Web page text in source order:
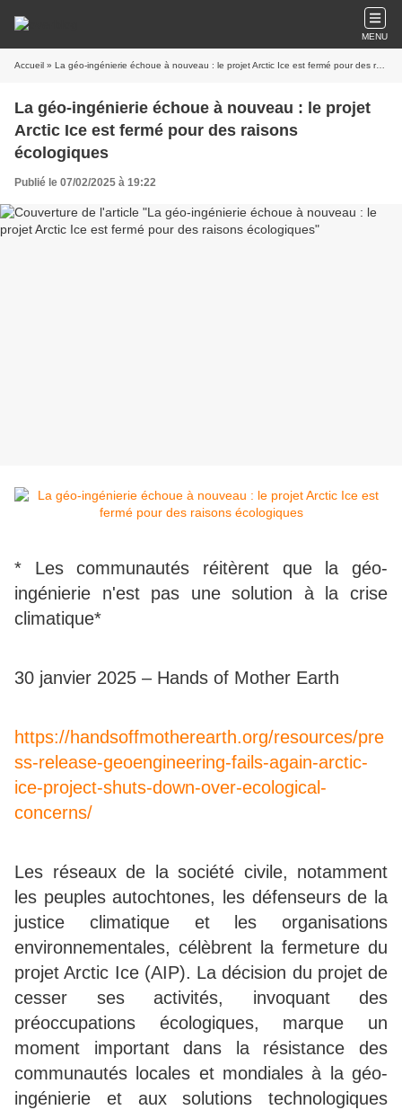
MENU
Accueil » La géo-ingénierie échoue à nouveau : le projet Arctic Ice est fermé pour des raisons écologiques
La géo-ingénierie échoue à nouveau : le projet
Arctic Ice est fermé pour des raisons
écologiques
Publié le 07/02/2025 à 19:22
* Les communautés réitèrent que la géo-
ingénierie n'est pas une solution à la crise
climatique*
30 janvier 2025 – Hands of Mother Earth
https://handsoffmotherearth.org/resources/pre
ss-release-geoengineering-fails-again-arctic-
ice-project-shuts-down-over-ecological-
concerns/
Les réseaux de la société civile, notamment
les peuples autochtones, les défenseurs de la
justice climatique et les organisations
environnementales, célèbrent la fermeture du
projet Arctic Ice (AIP). La décision du projet de
cesser ses activités, invoquant des
préoccupations écologiques, marque un
moment important dans la résistance des
communautés locales et mondiales à la géo-
ingénierie et aux solutions technologiques